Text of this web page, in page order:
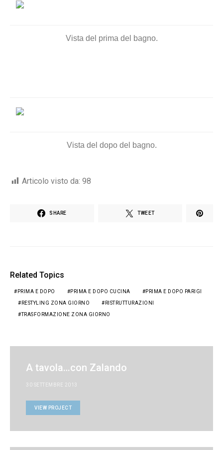
Vista del prima del bagno.
Vista del dopo del bagno.
Articolo visto da: 98
SHARE TWEET
Related Topics
PRIMA E DOPO PRIMA E DOPO CUCINA PRIMA E DOPO PARIGI
RESTYLING ZONA GIORNO RISTRUTTURAZIONI
TRASFORMAZIONE ZONA GIORNO
A tavola…con Zalando
30 SETTEMBRE 2013
VIEW PROJECT